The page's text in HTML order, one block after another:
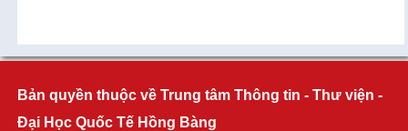
Bản quyền thuộc về Trung tâm Thông tin - Thư viện -
Đại Học Quốc Tế Hồng Bàng